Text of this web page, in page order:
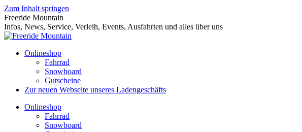
Zum Inhalt springen
Freeride Mountain
Infos, News, Service, Verleih, Events, Ausfahrten und alles über uns
Onlineshop
Fahrrad
Snowboard
Gutscheine
Zur neuen Webseite unseres Ladengeschäfts
Onlineshop
Fahrrad
Snowboard